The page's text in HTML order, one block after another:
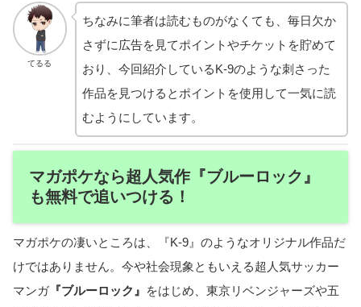
てるる
ちなみに筆者は読むものがなくても、毎日欠か
さずに広告を見てポイントやチケットを貯めて
おり、今回紹介しているK-9のような刺さった
作品を見つけるとポイントを使用して一気に読
むようにしています。
マガポケなら超人気作『ブルーロック』
も無料で追いつける！
マガポケの凄いところは、『K-9』のようなオリジナル作品だ
けではありません。今や社会現象ともいえる超人気サッカー
マンガ 『ブルーロック』 をはじめ、東京リベンジャーズや五